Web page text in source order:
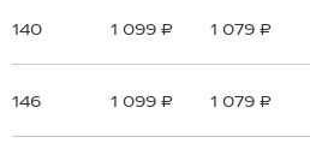
140 1 099 ₽ 1 079 ₽
146 1 099 ₽ 1 079 ₽